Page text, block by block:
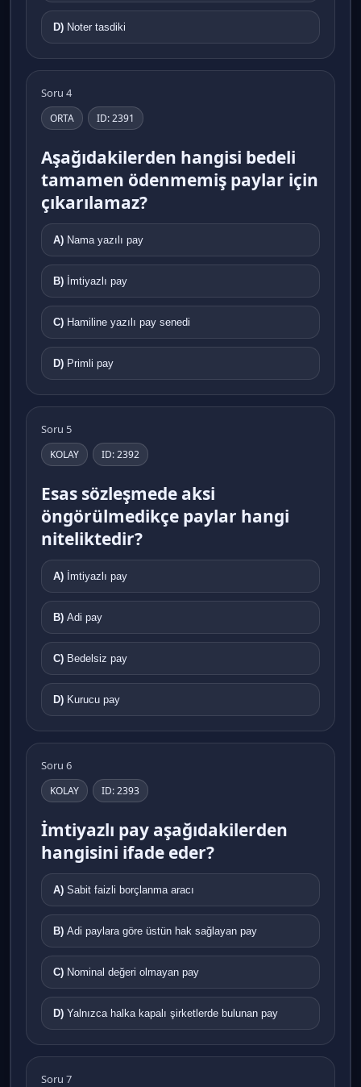
D) Noter tasdiki
Soru 4
ORTA ID: 2391
Aşağıdakilerden hangisi bedeli
tamamen ödenmemiş paylar için
çıkarılamaz?
A) Nama yazılı pay
B) İmtiyazlı pay
C) Hamiline yazılı pay senedi
D) Primli pay
Soru 5
KOLAY ID: 2392
Esas sözleşmede aksi
öngörülmedikçe paylar hangi
niteliktedir?
A) İmtiyazlı pay
B) Adi pay
C) Bedelsiz pay
D) Kurucu pay
Soru 6
KOLAY ID: 2393
İmtiyazlı pay aşağıdakilerden
hangisini ifade eder?
A) Sabit faizli borçlanma aracı
B) Adi paylara göre üstün hak sağlayan pay
C) Nominal değeri olmayan pay
D) Yalnızca halka kapalı şirketlerde bulunan pay
Soru 7